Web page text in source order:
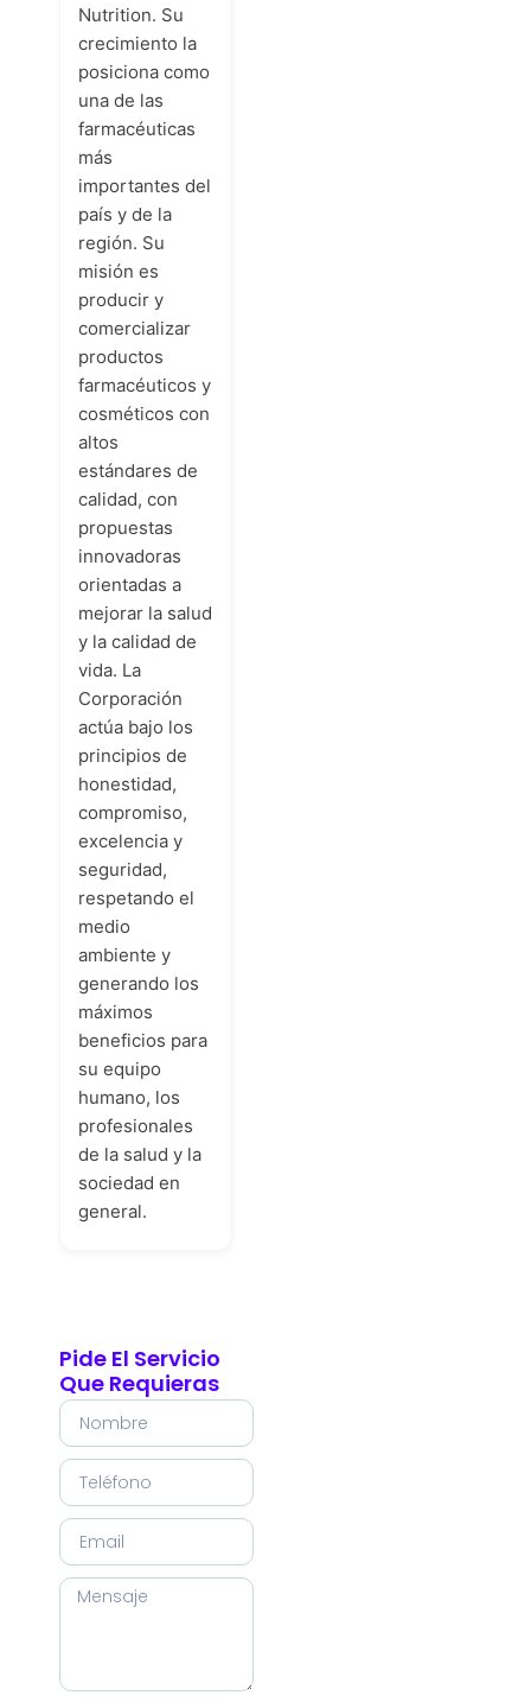
Nutrition. Su
crecimiento la
posiciona como
una de las
farmacéuticas
más
importantes del
país y de la
región. Su
misión es
producir y
comercializar
productos
farmacéuticos y
cosméticos con
altos
estándares de
calidad, con
propuestas
innovadoras
orientadas a
mejorar la salud
y la calidad de
vida. La
Corporación
actúa bajo los
principios de
honestidad,
compromiso,
excelencia y
seguridad,
respetando el
medio
ambiente y
generando los
máximos
beneficios para
su equipo
humano, los
profesionales
de la salud y la
sociedad en
general.
Pide El Servicio
Que Requieras